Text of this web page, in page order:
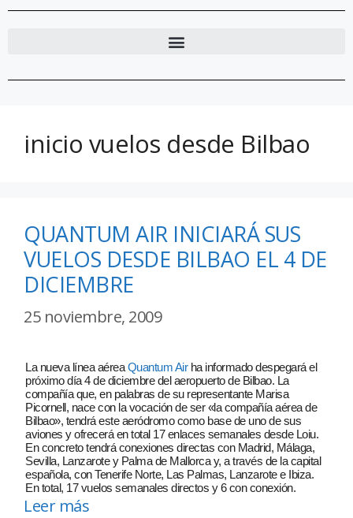
inicio vuelos desde Bilbao
QUANTUM AIR INICIARÁ SUS
VUELOS DESDE BILBAO EL 4 DE
DICIEMBRE
25 noviembre, 2009
La nueva línea aéreaQuantum Air ha informado despegará el
próximo día 4 de diciembre del aeropuerto de Bilbao. La
compañía que, en palabras de su representante Marisa
Picornell, nace con la vocación de ser «la compañía aérea de
Bilbao», tendrá este aeródromo como base de uno de sus
aviones y ofrecerá en total 17 enlaces semanales desde Loiu.
En concreto tendrá conexiones directas con Madrid, Málaga,
Sevilla, Lanzarote y Palma de Mallorca y, a través de la capital
española, con Tenerife Norte, Las Palmas, Lanzarote e Ibiza.
En total, 17 vuelos semanales directos y 6 con conexión.
Leer más